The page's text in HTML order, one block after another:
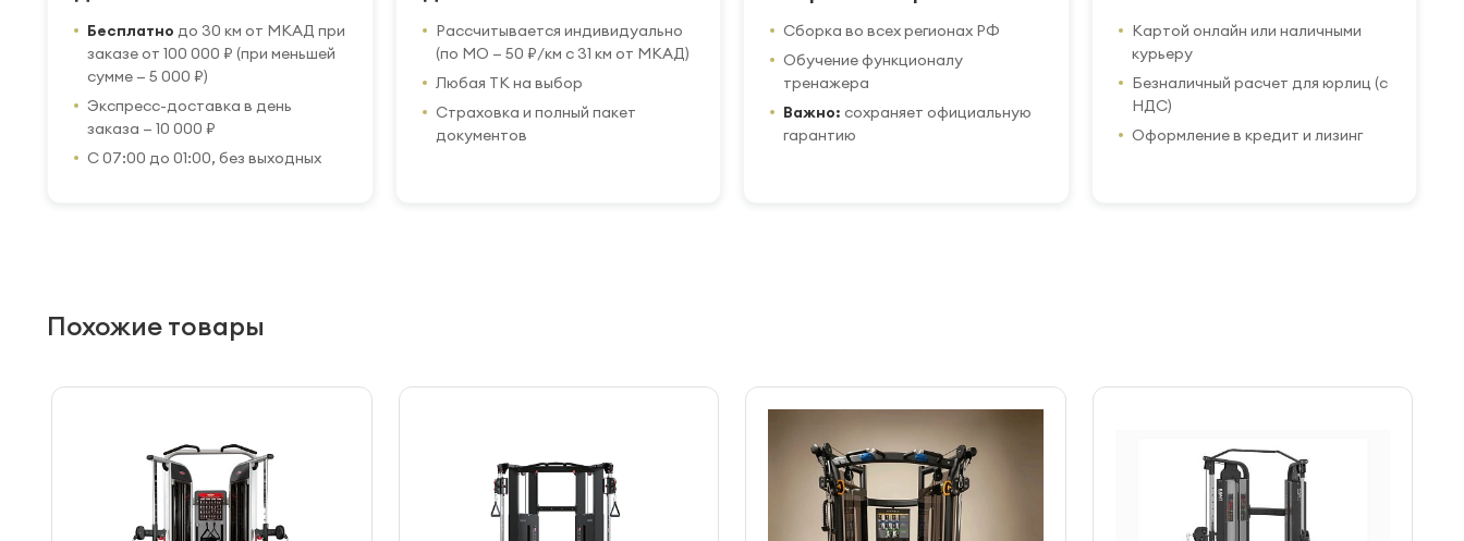
Бесплатно до 30 км от МКАД при
заказе от 100 000 ₽ (при меньшей
сумме — 5 000 ₽)
Экспресс-доставка в день
заказа — 10 000 ₽
С 07:00 до 01:00, без выходных
Рассчитывается индивидуально
(по МО — 50 ₽/км с 31 км от МКАД)
Любая ТК на выбор
Страховка и полный пакет
документов
Сборка во всех регионах РФ
Обучение функционалу
тренажера
Важно: сохраняет официальную
гарантию
Картой онлайн или наличными
курьеру
Безналичный расчет для юрлиц (с
НДС)
Оформление в кредит и лизинг
Похожие товары